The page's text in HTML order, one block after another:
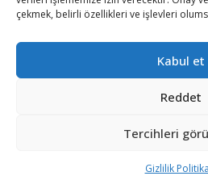
çekmek, belirli özellikleri ve işlevleri
Kabul et
Reddet
Tercihleri
Gizlilik
görev yapacağı
1 HAFTA ÖNCE
TPAO, Kerkük’te
üretimini taşımayı